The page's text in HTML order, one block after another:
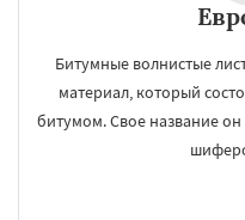
Битумные волнистые
материал, который
битумом. Свое название он